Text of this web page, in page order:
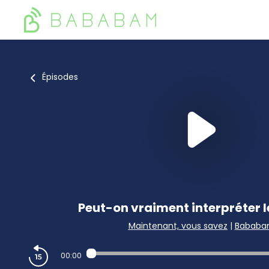
Épisodes
Peut-on vraiment interpréter
Maintenant, vous savez |
00:00